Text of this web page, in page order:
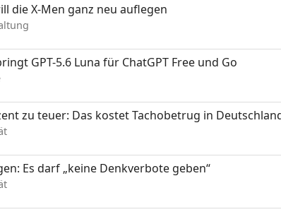
die X-Men ganz neu auflegen
GPT-5.6 Luna für ChatGPT Free und Go
zu teuer: Das kostet Tachobetrug in
Es darf „keine Denkverbote geben“